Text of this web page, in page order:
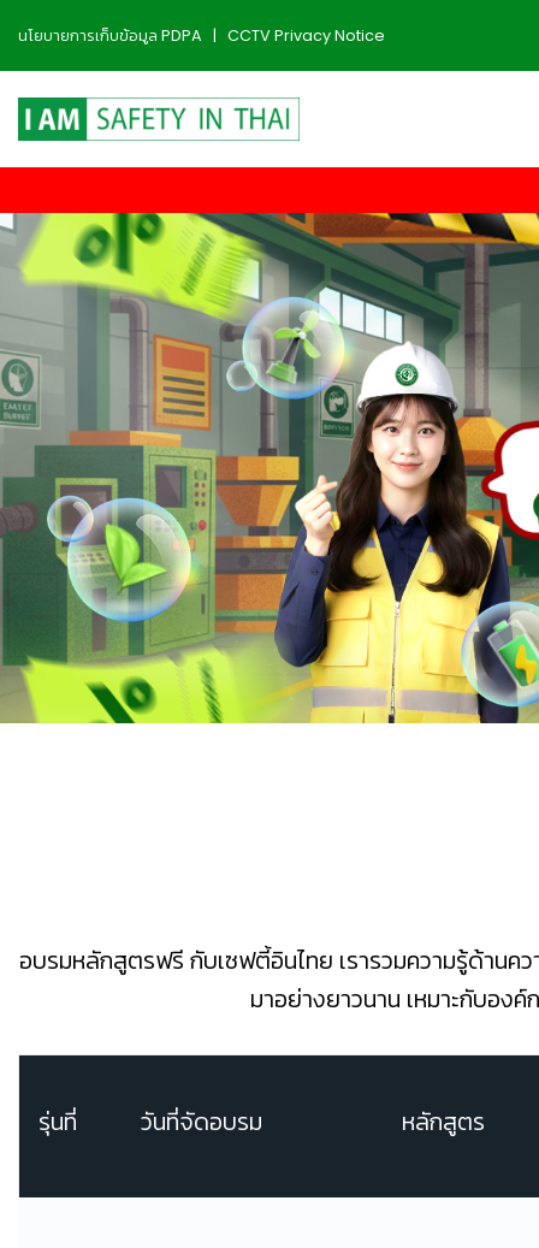
นโยบายการเก็บข้อมูล PDPA | CCTV Privacy Notice
อบรมหลักสูตรฟรี กับเซฟตี้อินไทย เรารวมความรู้ด้านค
มาอย่างยาวนาน เหมาะกับอง
รุ่นที่ วันที่จัดอบรม หลักสูตร